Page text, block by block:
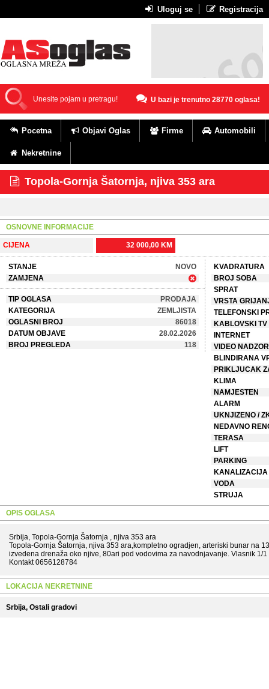
Uloguj se Registracija
U bazi je trenutno 28770 oglasa!
Pocetna Objavi Oglas Firme Automobili
Nekretnine
Topola-Gornja Šatornja, njiva 353 ara
OSNOVNE INFORMACIJE
CIJENA 32 000,00 KM
STANJE
NOVO
ZAMJENA
TIP OGLASA
PRODAJA
KATEGORIJA
ZEMLJISTA
OGLASNI BROJ
86018
DATUM OBJAVE
28.02.2026
BROJ PREGLEDA
118
KVADRATURA
BROJ SOBA
SPRAT
VRSTA
TELEFONSKI
KABLOVSKI TV
INTERNET
VIDEO NADZOR
BLINDIRANA
PRIKLJUCAK
KLIMA
NAMJESTEN
ALARM
UKNJIZENO /
NEDAVNO
TERASA
LIFT
PARKING
KANALIZACIJA
VODA
STRUJA
OPIS OGLASA
Srbija, Topola-Gornja Šatornja , njiva 353 ara
Topola-Gornja Šatornja, njiva 353 ara,kompletno ogradjen, arteriski bunar na
izvedena drenaža oko njive, 80ari pod vodovima za navodnjavanje. Vlasnik 1/
Kontakt 0656128784
LOKACIJA NEKRETNINE
Srbija, Ostali gradovi